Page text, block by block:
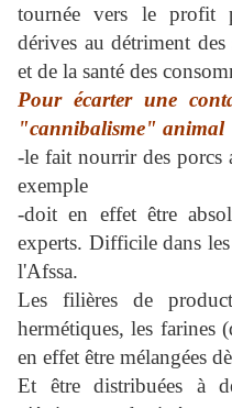
tournée vers le profit
dérives au détriment des
et de la santé des
Pour écarter une
"cannibalisme" animal
-le fait nourrir des porcs
exemple
-doit en effet être
experts. Difficile dans
l'Afssa.
Les filières de
hermétiques, les farines
en effet être mélangées
Et être distribuées à